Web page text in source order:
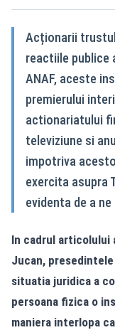
Acționarii
reactiile publice
ANAF, aceste
premierului
actionariatului
televiziune si
impotriva
exercita asupra
evidenta de a ne
In cadrul articolului
Jucan,
situatia juridica a
persoana fizica o
maniera interlopa